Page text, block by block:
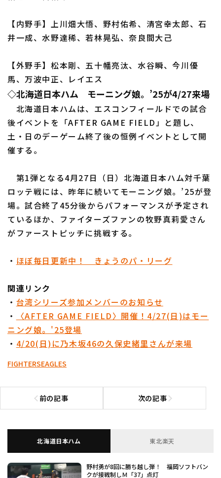
【内野手】上川畑大悟、野村佑希、清宮幸太郎、石
井一成、水野達稀、若林晃弘、奈良間大己
【外野手】松本剛、五十幡亮汰、水谷瞬、今川優
馬、万波中正、レイエス
◇北海道日本ハム モーニング娘。’25が4/27来場
北海道日本ハムは、エスコンフィールドでの試合
後イベントを「AFTER GAME FIELD」と題し、
土・日のデーゲーム終了後の恒例イベントとして開
催する。
第1弾となる4月27日（日）北海道日本ハム対千葉
ロッテ戦には、昨年に続いてモーニング娘。’25が登
場。試合終了45分後からパフォーマンスが予定され
ているほか、ファイターズファンの牧野真莉愛さん
がファーストピッチに挑戦する。
・ ほぼ毎日更新中！ きょうのパ・リーグ
関連リンク
・ 台湾シリーズ参加メンバーのお知らせ
・
〈AFTER GAME FIELD〉開催！4/27(日)はモー
ニング娘。'25登場
・ 4/20(日)に乃木坂46の久保史緒里さんが来場
FIGHTERSEAGLES
前の記事
前の記事へ 次の記事次の記事へ
北海道日本ハム 東北楽天
野村勇が8回に勝ち越し弾！ 福岡ソフトバン
クが接戦制しＭ「37」点灯